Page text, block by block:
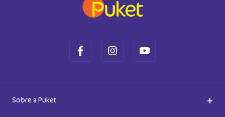
Ao se cadastrar, você concorda com a nossa
Política de Privacidade